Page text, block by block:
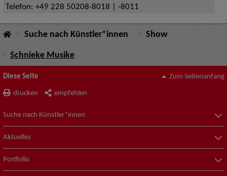
Telefon: +49 228 50208-8018 | -8011
Suche nach Künstler*innen Show
Schnieke Musike
Diese Seite
drucken empfehlen
Zum Seitenanfang
Suche nach Künstler*innen
Aktuelles
Portfolio